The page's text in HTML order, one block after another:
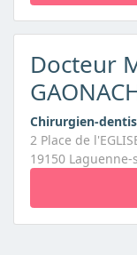
Docteur
Chirurgien-
2 Place de
19150